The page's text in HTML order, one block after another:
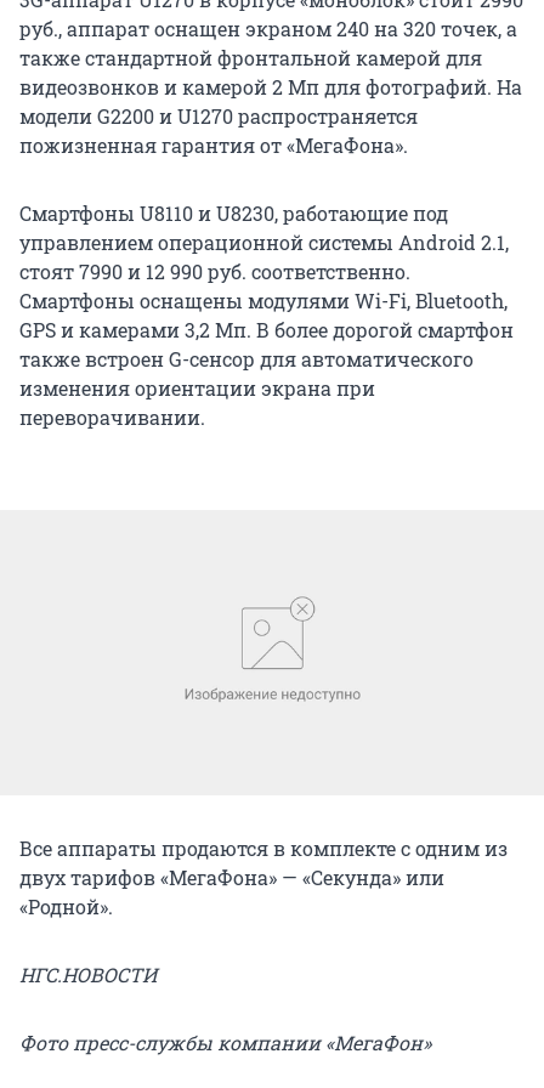
руб., аппарат оснащен экраном 240 на 320 точек, а
также стандартной фронтальной камерой для
видеозвонков и камерой 2 Мп для фотографий. На
модели G2200 и U1270 распространяется
пожизненная гарантия от «МегаФона».
Смартфоны U8110 и U8230, работающие под
управлением операционной системы Android 2.1,
стоят 7990 и 12 990 руб. соответственно.
Смартфоны оснащены модулями Wi-Fi, Bluetooth,
GPS и камерами 3,2 Мп. В более дорогой смартфон
также встроен G-сенсор для автоматического
изменения ориентации экрана при
переворачивании.
Все аппараты продаются в комплекте с одним из
двух тарифов «МегаФона» — «Секунда» или
«Родной».
НГС.НОВОСТИ
Фото пресс-службы компании «МегаФон»